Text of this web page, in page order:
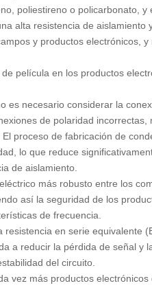
poliestireno o policarbonato,
alta resistencia de aislamiento
y productos electrónicos,
película en los productos
necesario considerar la
de polaridad
proceso de fabricación de
lo que reduce
de aislamiento.
más robusto entre los
así la seguridad de los
de frecuencia.
en serie equivalente
reducir la pérdida de señal y
del circuito.
vez más productos